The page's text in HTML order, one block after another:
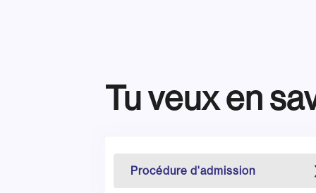
Tu veux en
Procédure d'admission